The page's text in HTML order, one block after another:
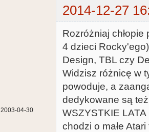
2014-12-27
2003-04-30
Rozróżniaj chłopie
4 dzieci
Design, TBL czy
Widzisz różnicę w
powoduje, a
dedykowane są
WSZYSTKIE
chodzi o małe